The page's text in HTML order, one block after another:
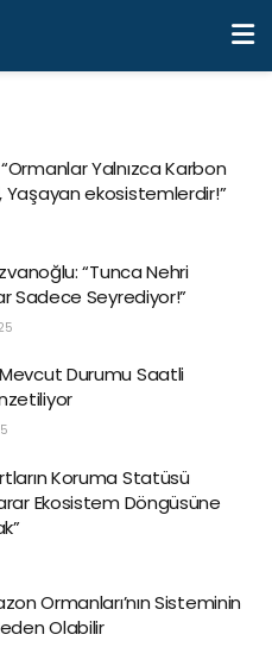
Yalnızca Karbon
Yaşayan ekosistemlerdir!”
“Tunca Nehri
Sadece Seyrediyor!”
Durumu Saatli
Koruma Statüsü
Ekosistem Döngüsüne
Ormanları’nın Sisteminin
Olabilir